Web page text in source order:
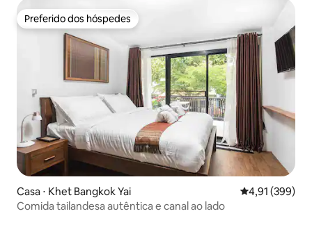
Preferido dos hóspedes
Preferido dos hóspedes
Casa ⋅ Khet Bangkok Yai 4,91 de uma
4,91 (399)
Comida tailandesa autêntica e canal ao lado